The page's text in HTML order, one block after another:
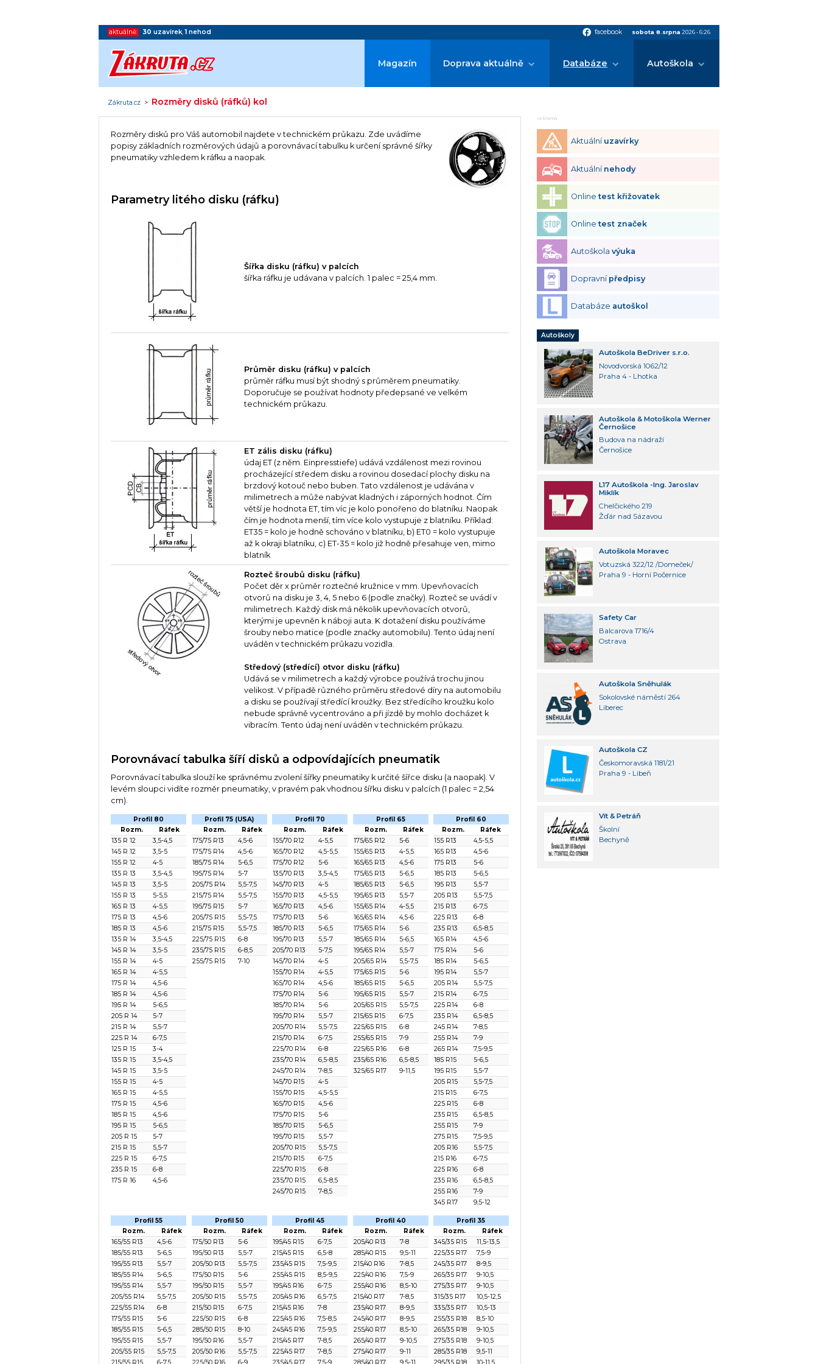
aktuálně: 30 uzavírek,1 nehod facebook facebook sobota 8.srpna 2026• 6:26
Magazín Doprava aktuálně Databáze Autoškola
Zákruta.cz > Rozměry disků (ráfků) kol
Rozměry disků pro Váš automobil najdete v technickém průkazu. Zde uvádíme
popisy základních rozměrových údajů a porovnávací tabulku k určení správné šířky
pneumatiky vzhledem k ráfku a naopak.
Parametry litého disku (ráfku)
Šířka disku (ráfku) v palcích
šířka ráfku je udávana v palcích. 1 palec = 25,4 mm.
Průměr disku (ráfku) v palcích
průměr ráfku musí být shodný s průměrem pneumatiky.
Doporučuje se používat hodnoty předepsané ve velkém
technickém průkazu.
ET zális disku (ráfku)
údaj ET (z něm. Einpresstiefe) udává vzdálenost mezi rovinou
procházející středem disku a rovinou dosedací plochy disku na
brzdový kotouč nebo buben. Tato vzdálenost je udávána v
milimetrech a může nabývat kladných i záporných hodnot. Čím
větší je hodnota ET, tím víc je kolo ponořeno do blatníku. Naopak
čím je hodnota menší, tím více kolo vystupuje z blatníku. Příklad:
ET35 = kolo je hodně schováno v blatníku, b) ET0 = kolo vystupuje
až k okraji blatníku, c) ET-35 = kolo již hodně přesahuje ven, mimo
blatník
Rozteč šroubů disku (ráfku)
Počet děr x průměr roztečné kružnice v mm. Upevňovacích
otvorů na disku je 3, 4, 5 nebo 6 (podle značky). Rozteč se uvádí v
milimetrech. Každý disk má několik upevňovacích otvorů,
kterými je upevněn k náboji auta. K dotažení disku používáme
šrouby nebo matice (podle značky automobilu). Tento údaj není
uváděn v technickém průkazu vozidla.
Středový (středící) otvor disku (ráfku)
Udává se v milimetrech a každý výrobce používá trochu jinou
velikost. V případě různého průměru středové díry na automobilu
a disku se používají středící kroužky. Bez středícího kroužku kolo
nebude správně vycentrováno a při jízdě by mohlo docházet k
vibracím. Tento údaj není uváděn v technickém průkazu.
Porovnávací tabulka šíří disků a odpovídajících pneumatik
Porovnávací tabulka slouží ke správnému zvolení šířky pneumatiky k určité šířce disku (a naopak). V
levém sloupci vidíte rozměr pneumatiky, v pravém pak vhodnou šířku disku v palcích (1 palec = 2,54
cm).
Profil 80
Rozm.
Ráfek
135 R 12
3,5-4,5
145 R 12
3,5-5
155 R 12
4-5
135 R 13
3,5-4,5
145 R 13
3,5-5
155 R 13
5-5,5
165 R 13
4-5,5
175 R 13
4,5-6
185 R 13
4,5-6
135 R 14
3,5-4,5
145 R 14
3,5-5
155 R 14
4-5
165 R 14
4-5,5
175 R 14
4,5-6
185 R 14
4,5-6
195 R 14
5-6,5
205 R 14
5-7
215 R 14
5,5-7
225 R 14
6-7,5
125 R 15
3-4
135 R 15
3,5-4,5
145 R 15
3,5-5
155 R 15
4-5
165 R 15
4-5,5
175 R 15
4,5-6
185 R 15
4,5-6
195 R 15
5-6,5
205 R 15
5-7
215 R 15
5,5-7
225 R 15
6-7,5
235 R 15
6-8
175 R 16
4,5-6
Profil 75 (USA)
Rozm.
Ráfek
175/75 R13
4,5-6
175/75 R14
4,5-6
185/75 R14
5-6,5
195/75 R14
5-7
205/75 R14
5,5-7,5
215/75 R14
5,5-7,5
195/75 R15
5-7
205/75 R15
5,5-7,5
215/75 R15
5,5-7,5
225/75 R15
6-8
235/75 R15
6-8,5
255/75 R15
7-10
Profil 70
Rozm.
Ráfek
155/70 R12
4-5,5
165/70 R12
4,5-5,5
175/70 R12
5-6
135/70 R13
3,5-4,5
145/70 R13
4-5
155/70 R13
4,5-5,5
165/70 R13
4,5-6
175/70 R13
5-6
185/70 R13
5-6,5
195/70 R13
5,5-7
205/70 R13
5-7,5
145/70 R14
4-5
155/70 R14
4-5,5
165/70 R14
4,5-6
175/70 R14
5-6
185/70 R14
5-6
195/70 R14
5,5-7
205/70 R14
5,5-7,5
215/70 R14
6-7,5
225/70 R14
6-8
235/70 R14
6,5-8,5
245/70 R14
7-8,5
145/70 R15
4-5
155/70 R15
4,5-5,5
165/70 R15
4,5-6
175/70 R15
5-6
185/70 R15
5-6,5
195/70 R15
5,5-7
205/70 R15
5,5-7,5
215/70 R15
6-7,5
225/70 R15
6-8
235/70 R15
6,5-8,5
245/70 R15
7-8,5
Profil 65
Rozm.
Ráfek
175/65 R12
5-6
155/65 R13
4-5,5
165/65 R13
4,5-6
175/65 R13
5-6,5
185/65 R13
5-6,5
195/65 R13
5,5-7
155/65 R14
4-5,5
165/65 R14
4,5-6
175/65 R14
5-6
185/65 R14
5-6,5
195/65 R14
5,5-7
205/65 R14
5,5-7,5
175/65 R15
5-6
185/65 R15
5-6,5
195/65 R15
5,5-7
205/65 R15
5,5-7,5
215/65 R15
6-7,5
225/65 R15
6-8
255/65 R15
7-9
225/65 R16
6-8
235/65 R16
6,5-8,5
325/65 R17
9-11,5
Profil 60
Rozm.
Ráfek
155 R13
4,5-5,5
165 R13
4,5-6
175 R13
5-6
185 R13
5-6,5
195 R13
5,5-7
205 R13
5,5-7,5
215 R13
6-7,5
225 R13
6-8
235 R13
6,5-8,5
165 R14
4,5-6
175 R14
5-6
185 R14
5-6,5
195 R14
5,5-7
205 R14
5,5-7,5
215 R14
6-7,5
225 R14
6-8
235 R14
6,5-8,5
245 R14
7-8,5
255 R14
7-9
265 R14
7,5-9,5
185 R15
5-6,5
195 R15
5,5-7
205 R15
5,5-7,5
215 R15
6-7,5
225 R15
6-8
235 R15
6,5-8,5
255 R15
7-9
275 R15
7,5-9,5
205 R16
5,5-7,5
215 R16
6-7,5
225 R16
6-8
235 R16
6,5-8,5
255 R16
7-9
345 R17
9,5-12
Profil 55
Rozm.
Ráfek
165/55 R13
4,5-6
185/55 R13
5-6,5
195/55 R13
5,5-7
185/55 R14
5-6,5
195/55 R14
5,5-7
205/55 R14
5,5-7,5
225/55 R14
6-8
175/55 R15
5-6
185/55 R15
5-6,5
195/55 R15
5,5-7
205/55 R15
5,5-7,5
Profil 50
Rozm.
Ráfek
175/50 R13
5-6
195/50 R13
5,5-7
205/50 R13
5,5-7,5
175/50 R15
5-6
195/50 R15
5,5-7
205/50 R15
5,5-7,5
215/50 R15
6-7,5
225/50 R15
6-8
285/50 R15
8-10
195/50 R16
5,5-7
205/50 R16
5,5-7,5
Profil 45
Rozm.
Ráfek
195/45 R15
6-7,5
215/45 R15
6,5-8
235/45 R15
7,5-9,5
255/45 R15
8,5-9,5
195/45 R16
6-7,5
205/45 R16
6,5-7,5
215/45 R16
7-8
225/45 R16
7,5-8,5
245/45 R16
7,5-9,5
215/45 R17
7-8,5
225/45 R17
7-8,5
Profil 40
Rozm.
Ráfek
205/40 R13
7-8
285/40 R15
9,5-11
215/40 R16
7-8,5
225/40 R16
7,5-9
255/40 R16
8,5-10
215/40 R17
7-8,5
235/40 R17
8-9,5
245/40 R17
8-9,5
255/40 R17
8,5-10
265/40 R17
9-10,5
275/40 R17
9-11
Profil 35
Rozm.
Ráfek
345/35 R15
11,5-13,5
225/35 R17
7,5-9
245/35 R17
8-9,5
265/35 R17
9-10,5
275/35 R17
9-10,5
315/35 R17
10,5-12,5
335/35 R17
10,5-13
255/35 R18
8,5-10
265/35 R18
9-10,5
275/35 R18
9-10,5
285/35 R18
9,5-11
reklama
Aktuální uzavírky
Aktuální nehody
Onlinetest křižovatek
Onlinetest značek
Autoškolavýuka
Dopravní předpisy
Databáze autoškol
Autoškoly
Autoškola BeDriver s.r.o.
Novodvorská 1062/12
Praha 4 - Lhotka
Autoškola & Motoškola Werner
Černošice
Budova na nádraží
Černošice
L17 Autoškola -Ing. Jaroslav
Miklík
Chelčického 219
Žďár nad Sázavou
Autoškola Moravec
Votuzská 322/12 /Domeček/
Praha 9 - Horní Počernice
Safety Car
Balcarova 1716/4
Ostrava
Autoškola Sněhulák
Sokolovské náměstí 264
Liberec
Autoškola CZ
Českomoravská 1181/21
Praha 9 - Libeň
Vít & Petráň
Školní
Bechyně